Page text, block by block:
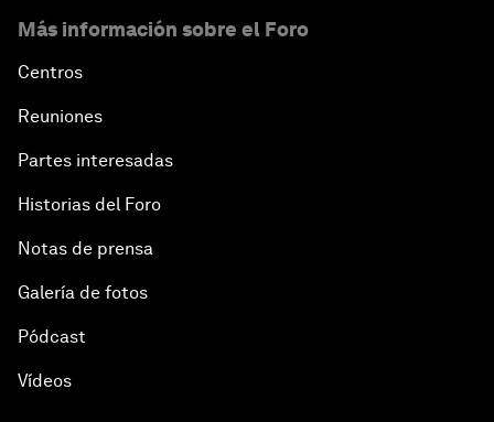
Más información sobre el Foro
Centros
Reuniones
Partes interesadas
Historias del Foro
Notas de prensa
Galería de fotos
Pódcast
Vídeos